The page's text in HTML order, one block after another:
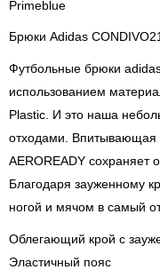
Primeblue
Брюки Adidas
Футбольные брюки
использованием
Plastic. И это наша
отходами. Впитывающая
AEROREADY сохраняет
Благодаря зауженному
ногой и мячом в самый
Облегающий крой с
Эластичный пояс